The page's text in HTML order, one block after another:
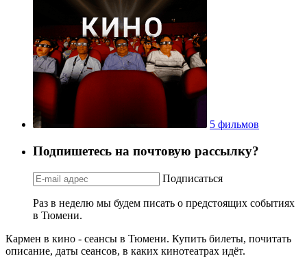
5 фильмов
Подпишетесь на почтовую рассылку?
Подписаться
Раз в неделю мы будем писать о предстоящих событиях
в Тюмени.
Кармен в кино - сеансы в Тюмени. Купить билеты, почитать
описание, даты сеансов, в каких кинотеатрах идёт.